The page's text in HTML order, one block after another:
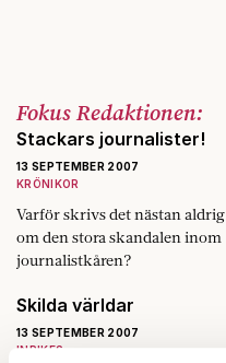
Fokus Redaktionen:
Stackars journalister!
13 SEPTEMBER 2007
KRÖNIKOR
Varför skrivs det nästan aldrig
om den stora skandalen inom
journalistkåren?
Skilda världar
13 SEPTEMBER 2007
INRIKES